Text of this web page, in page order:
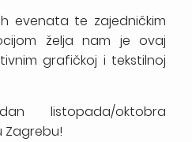
evenata te zajedničkim
želja nam je ovaj
grafičkoj i tekstilnoj
listopada/oktobra
Zagrebu!